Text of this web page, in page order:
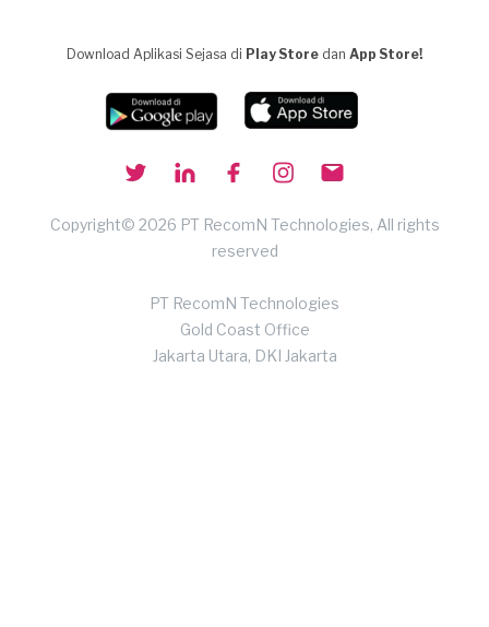
Download Aplikasi Sejasa di Play Store dan App Store!
Copyright© 2026 PT RecomN Technologies, All rights
reserved
PT RecomN Technologies
Gold Coast Office
Jakarta Utara, DKI Jakarta